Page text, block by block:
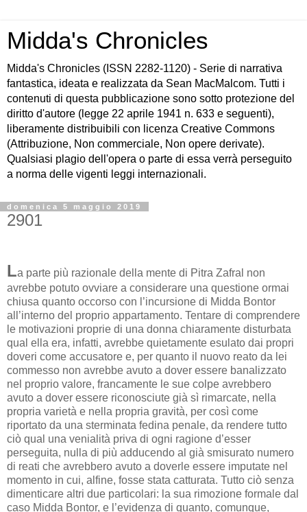
Midda's Chronicles
Midda's Chronicles (ISSN 2282-1120) - Serie di narrativa
fantastica, ideata e realizzata da Sean MacMalcom. Tutti i
contenuti di questa pubblicazione sono sotto protezione del
diritto d'autore (legge 22 aprile 1941 n. 633 e seguenti),
liberamente distribuibili con licenza Creative Commons
(Attribuzione, Non commerciale, Non opere derivate).
Qualsiasi plagio dell'opera o parte di essa verrà perseguito
a norma delle vigenti leggi internazionali.
domenica 5 maggio 2019
2901
La parte più razionale della mente di Pitra Zafral non
avrebbe potuto ovviare a considerare una questione ormai
chiusa quanto occorso con l’incursione di Midda Bontor
all’interno del proprio appartamento. Tentare di comprendere
le motivazioni proprie di una donna chiaramente disturbata
qual ella era, infatti, avrebbe quietamente esulato dai propri
doveri come accusatore e, per quanto il nuovo reato da lei
commesso non avrebbe avuto a dover essere banalizzato
nel proprio valore, francamente le sue colpe avrebbero
avuto a dover essere riconosciute già sì rimarcate, nella
propria varietà e nella propria gravità, per così come
riportato da una sterminata fedina penale, da rendere tutto
ciò qual una venialità priva di ogni ragione d’esser
perseguita, nulla di più adducendo al già smisurato numero
di reati che avrebbero avuto a doverle essere imputate nel
momento in cui, alfine, fosse stata catturata. Tutto ciò senza
dimenticare altri due particolari: la sua rimozione formale dal
caso Midda Bontor, e l’evidenza di quanto, comunque,